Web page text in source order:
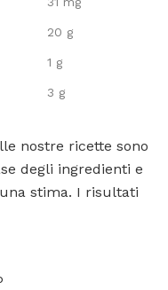
20 g
1 g
3 g
nostre ricette sono
degli ingredienti e
stima. I risultati